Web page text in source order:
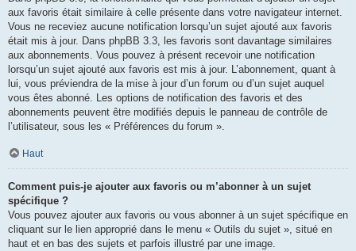
aux favoris était similaire à celle présente dans votre navigateur internet.
Vous ne receviez aucune notification lorsqu’un sujet ajouté aux favoris
était mis à jour. Dans phpBB 3.3, les favoris sont davantage similaires
aux abonnements. Vous pouvez à présent recevoir une notification
lorsqu’un sujet ajouté aux favoris est mis à jour. L’abonnement, quant à
lui, vous préviendra de la mise à jour d’un forum ou d’un sujet auquel
vous êtes abonné. Les options de notification des favoris et des
abonnements peuvent être modifiés depuis le panneau de contrôle de
l’utilisateur, sous les « Préférences du forum ».
Haut
Comment puis-je ajouter aux favoris ou m’abonner à un sujet
spécifique ?
Vous pouvez ajouter aux favoris ou vous abonner à un sujet spécifique en
cliquant sur le lien approprié dans le menu « Outils du sujet », situé en
haut et en bas des sujets et parfois illustré par une image.